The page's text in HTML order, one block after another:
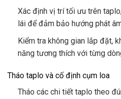
Xác định vị trí tối ưu trên
lái để đảm bảo hướng phát
Kiểm tra không gian lắp đặt,
năng tương thích với từng
Tháo taplo và cố định cụm loa
Tháo các chi tiết taplo theo